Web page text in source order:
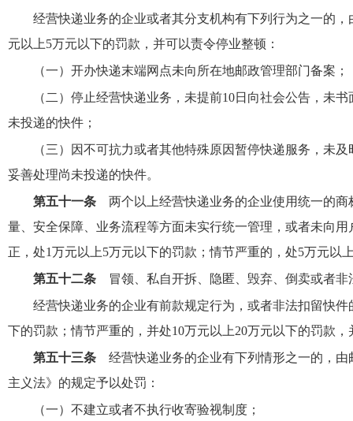
经营快递业务的企业或者其分支机构有下列行为之一的
元以上5万元以下的罚款，并可以责令停业整顿：
（一）开办快递末端网点未向所在地邮政管理部门备案；
（二）停止经营快递业务，未提前10日向社会公告，未
未投递的快件；
（三）因不可抗力或者其他特殊原因暂停快递服务，未
妥善处理尚未投递的快件。
第五十一条两个以上经营快递业务的企业使用统一的商
量、安全保障、业务流程等方面未实行统一管理，或者未向
正，处1万元以上5万元以下的罚款；情节严重的，处5万元以
第五十二条冒领、私自开拆、隐匿、毁弃、倒卖或者非
经营快递业务的企业有前款规定行为，或者非法扣留快
下的罚款；情节严重的，并处10万元以上20万元以下的罚款
第五十三条经营快递业务的企业有下列情形之一的，由
主义法》的规定予以处罚：
（一）不建立或者不执行收寄验视制度；